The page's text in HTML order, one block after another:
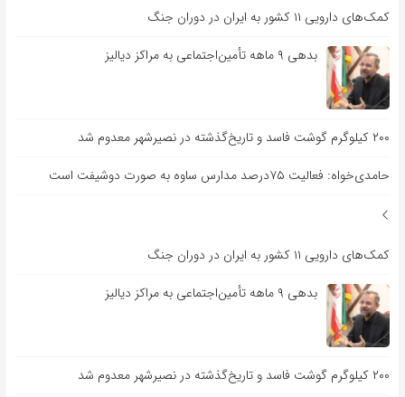
کمک‌های دارویی ۱۱ کشور به ایران در دوران جنگ
بدهی ۹ ماهه تأمین‌اجتماعی به مراکز دیالیز
۲۰۰ کیلوگرم گوشت فاسد و تاریخ‌گذشته در نصیرشهر معدوم شد
حامدی‌خواه: فعالیت ۷۵درصد مدارس ساوه به صورت دوشیفت است
کمک‌های دارویی ۱۱ کشور به ایران در دوران جنگ
بدهی ۹ ماهه تأمین‌اجتماعی به مراکز دیالیز
۲۰۰ کیلوگرم گوشت فاسد و تاریخ‌گذشته در نصیرشهر معدوم شد